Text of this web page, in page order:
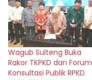
Wagub Sulteng Buka
Rakor TKPKD dan Forum
Konsultasi Publik RPKD